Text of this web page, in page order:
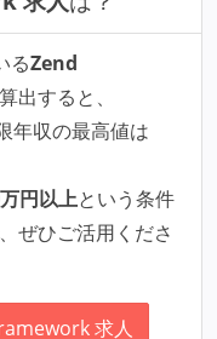
るZend
出すると、
年収の最高値は
円以上という条件
ぜひご活用くださ
求人